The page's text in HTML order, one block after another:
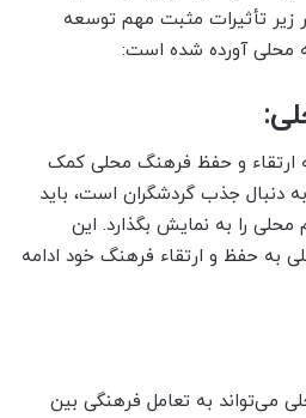
زیر تأثیرات مثبت مهم توسعه
محلی آورده شده است:
ارتقاء و حفظ فرهنگ محلی کمک
دنبال جذب گردشگران است، باید
را به نمایش بگذارد. این
به حفظ و ارتقاء فرهنگ خود ادامه
می‌تواند به تعامل فرهنگی بین